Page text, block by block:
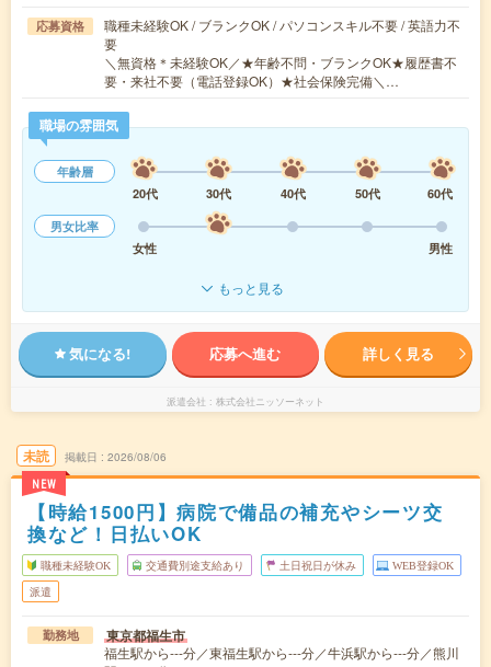
応募資格
職種未経験OK / ブランクOK / パソコンスキル不要 / 英語力不
要
＼無資格＊未経験OK／★年齢不問・ブランクOK★履歴書不
要・来社不要（電話登録OK）★社会保険完備＼…
職場の雰囲気
年齢層
20代
30代 40代 50代
60代
男女比率
女性
男性
もっと見る
気になる! 応募へ進む 詳しく見る
派遣会社 株式会社ニッソーネット
未読
NEW
掲載日 2026/08/06
【時給1500円】病院で備品の補充やシーツ交
換など！日払いOK
職種未経験OK 交通費別途支給あり 土日祝日が休み WEB登録OK
派遣
勤務地 東京都福生市
福生駅から---分／東福生駅から---分／牛浜駅から---分／熊川